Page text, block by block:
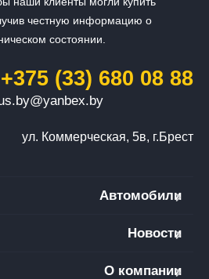
честную информацию о
состоянии.
+375 (33) 680 08 88
ул. Коммерческая, 5в, г.Брест
Автомобили
Новости
О компании